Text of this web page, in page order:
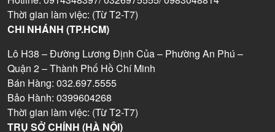
Thời gian làm việc: (Từ T2-T7)
CHI NHÁNH (TP.HCM)
Lô H38 – Đường Lương Định Của – Phường An Phú –
Quận 2 – Thành Phố Hồ Chí Minh
Bán Hàng: 032.697.5555
Bảo Hành: 0399604268
Thời gian làm việc: (Từ T2-T7)
TRỤ SỞ CHÍNH (HÀ NỘI)